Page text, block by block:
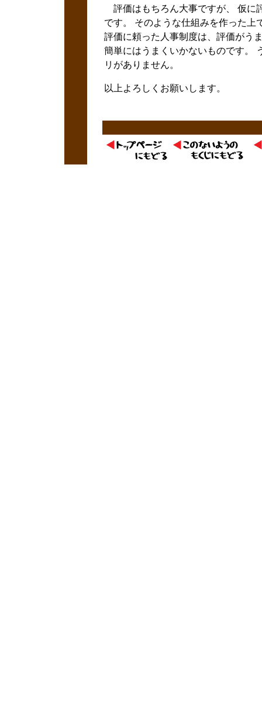
評価はもちろん大事ですが、 仮に
です。 そのような仕組みを作った上
評価に頼った人事制度は、評価がう
簡単にはうまくいかないものです。
リがありません。
以上よろしくお願いします。